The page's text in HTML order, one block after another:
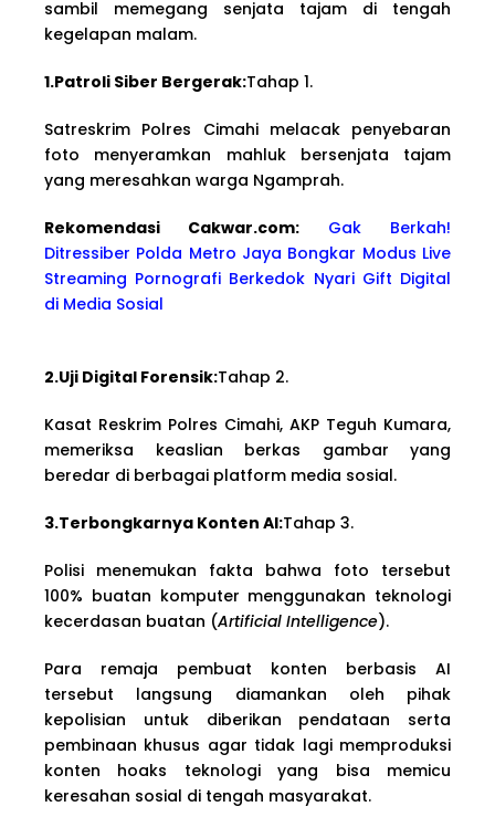
sambil memegang senjata tajam di tengah
kegelapan malam.
1.Patroli Siber Bergerak:Tahap 1.
Satreskrim Polres Cimahi melacak penyebaran
foto menyeramkan mahluk bersenjata tajam
yang meresahkan warga Ngamprah.
Rekomendasi Cakwar.com: Gak Berkah!
Ditressiber Polda Metro Jaya Bongkar Modus Live
Streaming Pornografi Berkedok Nyari Gift Digital
di Media Sosial
2.Uji Digital Forensik:Tahap 2.
Kasat Reskrim Polres Cimahi, AKP Teguh Kumara,
memeriksa keaslian berkas gambar yang
beredar di berbagai platform media sosial.
3.Terbongkarnya Konten AI:Tahap 3.
Polisi menemukan fakta bahwa foto tersebut
100% buatan komputer menggunakan teknologi
kecerdasan buatan (Artificial Intelligence).
Para remaja pembuat konten berbasis AI
tersebut langsung diamankan oleh pihak
kepolisian untuk diberikan pendataan serta
pembinaan khusus agar tidak lagi memproduksi
konten hoaks teknologi yang bisa memicu
keresahan sosial di tengah masyarakat.